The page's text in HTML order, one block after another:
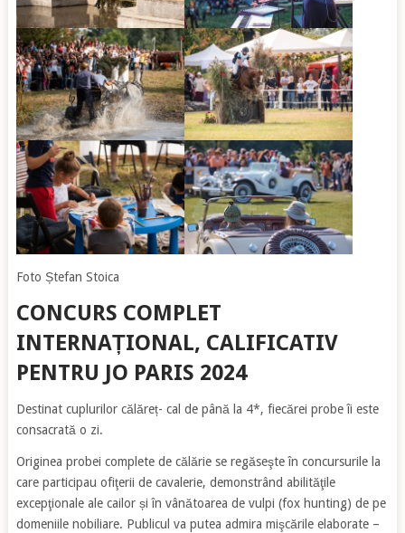
Foto Ștefan Stoica
CONCURS COMPLET
INTERNAȚIONAL, CALIFICATIV
PENTRU JO PARIS 2024
Destinat cuplurilor călăreț- cal de până la 4*, fiecărei probe îi este
consacrată o zi.
Originea probei complete de călărie se regăseşte în concursurile la
care participau ofiţerii de cavalerie, demonstrând abilităţile
excepţionale ale cailor și în vânătoarea de vulpi (fox hunting) de pe
domeniile nobiliare. Publicul va putea admira mişcările elaborate –